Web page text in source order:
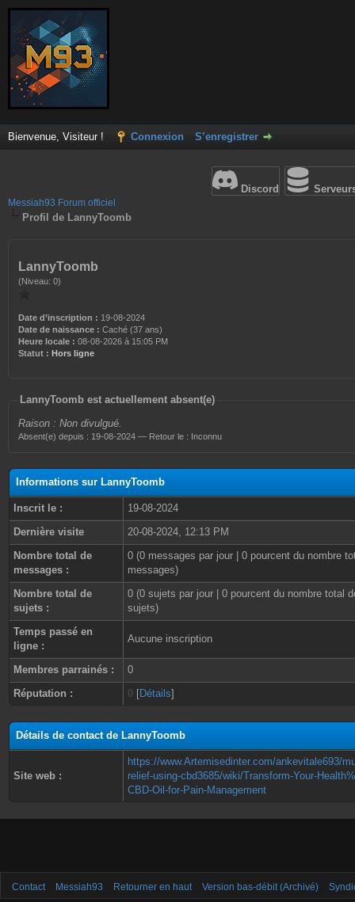
Bienvenue, Visiteur ! Connexion S’enregistrer
Discord
Messiah93 Forum officiel
Profil de LannyToomb
LannyToomb
(Niveau: 0)
Date d’inscription : 19-08-2024
Date de naissance : Caché (37 ans)
Heure locale : 08-08-2026 à 15:05 PM
Statut : Hors ligne
LannyToomb est actuellement absent(e)
Raison : Non divulgué.
Absent(e) depuis : 19-08-2024 — Retour le : Inconnu
Informations sur LannyToomb
Inscrit le :
19-08-2024
Dernière visite
20-08-2024, 12:13 PM
Nombre total de
messages :
0 (0 messages par jour | 0 pourcent du nombre
messages)
Nombre total de
sujets :
0 (0 sujets par jour | 0 pourcent du nombre total
sujets)
Temps passé en
ligne :
Aucune inscription
Membres parrainés :
0
Réputation :
0 [Détails]
Détails de contact de LannyToomb
Site web :
https://www.Artemisedinter.com/ankevitale693/
relief-using-cbd3685/wiki/Transform-Your-
CBD-Oil-for-Pain-Management
Contact Messiah93 Retourner en haut Version bas-débit (Archivé)